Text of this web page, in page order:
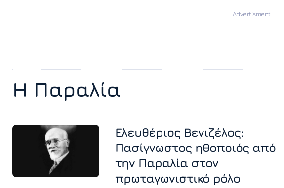
Η Παραλία
Ελευθέριος Βενιζέλος:
Πασίγνωστος ηθοποιός από
την Παραλία στον
πρωταγωνιστικό ρόλο